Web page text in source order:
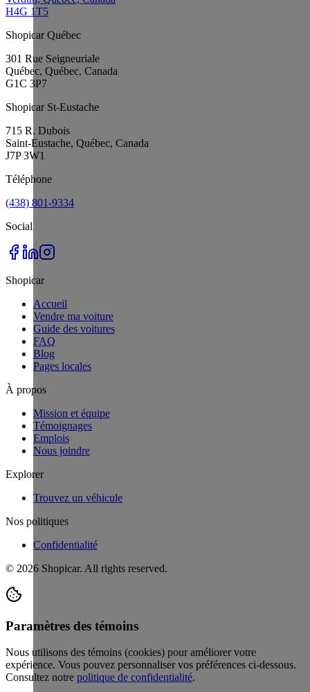
H4G 1T5
Shopicar Québec
301 Rue Seigneuriale
Québec, Québec, Canada
G1C 3P7
Shopicar St-Eustache
715 R. Dubois
Saint-Eustache, Québec, Canada
J7P 3W1
Téléphone
(438) 801-9334
Social
Shopicar
Accueil
Vendre ma voiture
Guide des voitures
FAQ
Blog
Pages locales
À propos
Mission et équipe
Témoignages
Emplois
Nous joindre
Explorer
Trouvez un véhicule
Nos politiques
Confidentialité
© 2026 Shopicar. All rights reserved.
Paramètres des témoins
Nous utilisons des témoins (cookies) pour améliorer votre
expérience. Vous pouvez personnaliser vos préférences ci-dessous.
Consultez notre politique de confidentialité.